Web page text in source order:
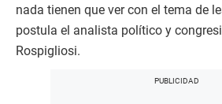
nada tienen que ver con el tema de
postula el analista político y
Rospigliosi.